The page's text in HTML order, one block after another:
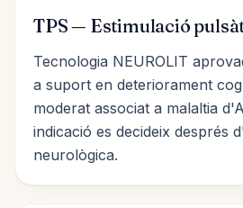
TPS — Estimulació
Tecnologia NEUROLIT
a suport en deteriorament
moderat associat a malaltia
indicació es decideix després
neurològica.